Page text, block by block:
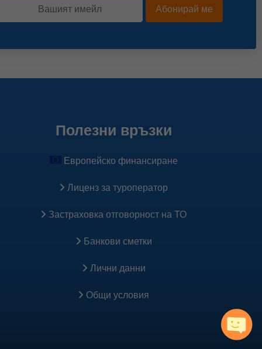
Абонирай ме
Полезни връзки
Европейско финансиране
Лиценз за туроператор
Застраховка oтговорност на ТО
Банкови сметки
Лични данни
Общи условия